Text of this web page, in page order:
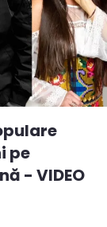
pe
- VIDEO